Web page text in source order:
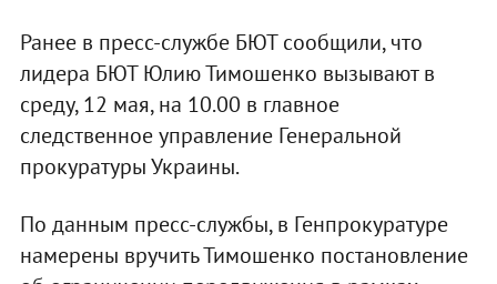
Ранее в пресс-службе БЮТ сообщили, что
лидера БЮТ Юлию Тимошенко вызывают в
среду, 12 мая, на 10.00 в главное
следственное управление Генеральной
прокуратуры Украины.
По данным пресс-службы, в Генпрокуратуре
намерены вручить Тимошенко постановление